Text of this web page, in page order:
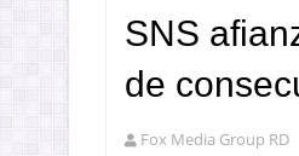
SNS
de
Fox Media Group RD